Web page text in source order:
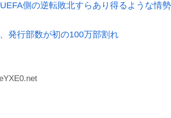
側の逆転敗北すらあり得るような情勢
発行部数が初の100万部割れ